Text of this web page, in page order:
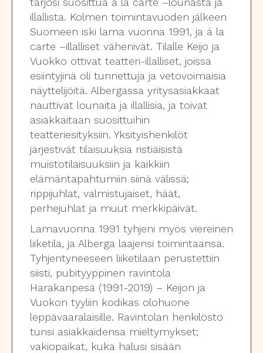
illallista. Kolmen toimintavuoden jälkeen
Suomeen iski lama vuonna 1991, ja á la
carte –illalliset vähenivät. Tilalle Keijo ja
Vuokko ottivat teatteri-illalliset, joissa
esiintyjinä oli tunnettuja ja vetovoimaisia
näyttelijöitä. Albergassa yritysasiakkaat
nauttivat lounaita ja illallisia, ja toivat
asiakkaitaan suosittuihin
teatteriesityksiin. Yksityishenkilöt
järjestivät tilaisuuksia ristiäisistä
muistotilaisuuksiin ja kaikkiin
elämäntapahtumiin siinä välissä;
rippijuhlat, valmistujaiset, häät,
perhejuhlat ja muut merkkipäivät.
Lamavuonna 1991 tyhjeni myös viereinen
liiketila, ja Alberga laajensi toimintaansa.
Tyhjentyneeseen liiketilaan perustettiin
siisti, pubityyppinen ravintola
Harakanpesä (1991-2019) – Keijon ja
Vuokon tyyliin kodikas olohuone
leppävaaralaisille. Ravintolan henkilöstö
tunsi asiakkaidensa mieltymykset;
vakiopaikat, kuka halusi sisään